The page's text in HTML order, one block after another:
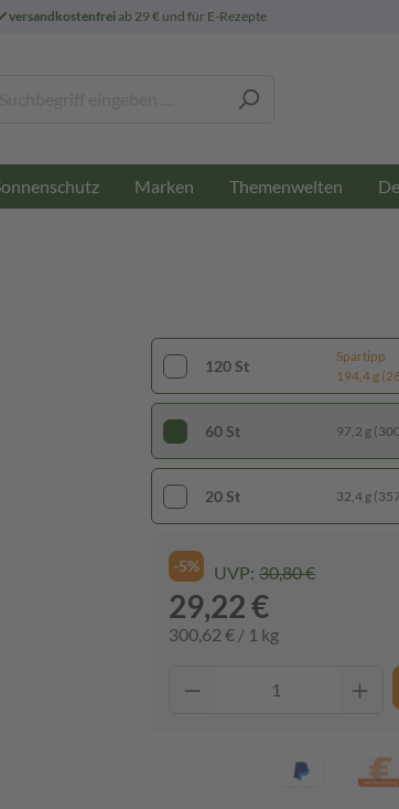
versandkostenfreiab 29 € und für E-Rezepte
Marken Themenwelten
120 St
Spartipp
194,4 g
60 St 97,2 g
20 St 32,4 g
-5% UVP: 30,80 €
29,22 €
300,62 € / 1 kg